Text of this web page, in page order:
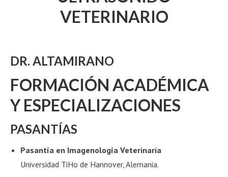
VETERINARIO
DR. ALTAMIRANO
FORMACIÓN ACADÉMICA
Y ESPECIALIZACIONES
PASANTÍAS
Pasantía en Imagenología Veterinaria
Universidad TiHo de Hannover, Alemania.